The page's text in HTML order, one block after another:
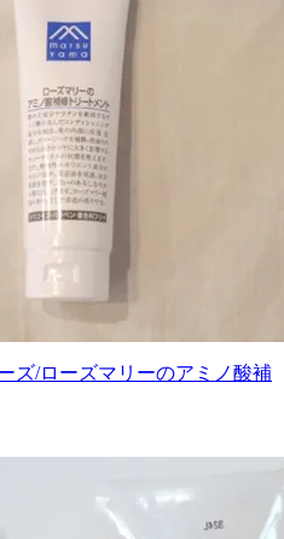
ズ/ローズマリーのアミノ酸補